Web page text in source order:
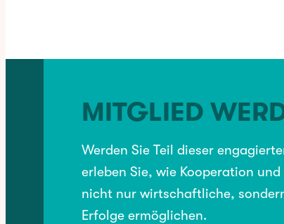
MITGLIED
Werden Sie Teil dieser
erleben Sie, wie Kooperation
nicht nur wirtschaftliche,
Erfolge ermöglichen.